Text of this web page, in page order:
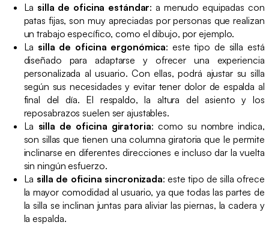
La silla de oficina estándar: a menudo equipadas con
patas fijas, son muy apreciadas por personas que realizan
un trabajo específico, como el dibujo, por ejemplo.
La silla de oficina ergonómica: este tipo de silla está
diseñado para adaptarse y ofrecer una experiencia
personalizada al usuario. Con ellas, podrá ajustar su silla
según sus necesidades y evitar tener dolor de espalda al
final del día. El respaldo, la altura del asiento y los
reposabrazos suelen ser ajustables.
La silla de oficina giratoria: como su nombre indica,
son sillas que tienen una columna giratoria que le permite
inclinarse en diferentes direcciones e incluso dar la vuelta
sin ningún esfuerzo.
La silla de oficina sincronizada: este tipo de silla ofrece
la mayor comodidad al usuario, ya que todas las partes de
la silla se inclinan juntas para aliviar las piernas, la cadera y
la espalda.